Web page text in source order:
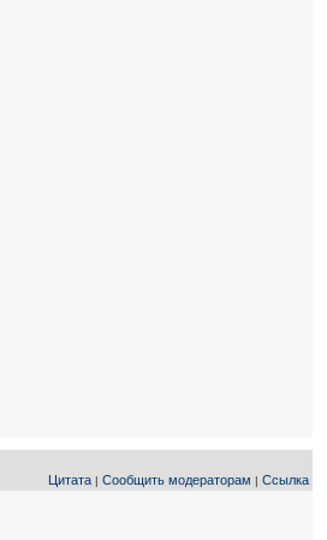
Цитата | Сообщить модераторам | Ссылка